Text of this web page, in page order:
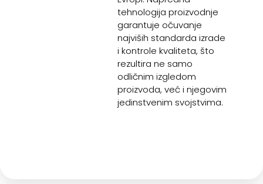
tehnologija proizvodnje
garantuje očuvanje
najviših standarda izrade
i kontrole kvaliteta, što
rezultira ne samo
odličnim izgledom
proizvoda, već i njegovim
jedinstvenim svojstvima.